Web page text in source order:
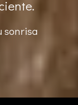
sonrisa